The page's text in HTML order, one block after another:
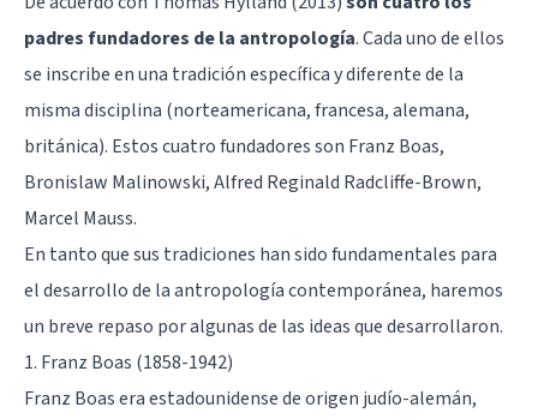
padres fundadores de la antropología. Cada uno de ellos
se inscribe en una tradición específica y diferente de la
misma disciplina (norteamericana, francesa, alemana,
británica). Estos cuatro fundadores son Franz Boas,
Bronislaw Malinowski, Alfred Reginald Radcliffe-Brown,
Marcel Mauss.
En tanto que sus tradiciones han sido fundamentales para
el desarrollo de la antropología contemporánea, haremos
un breve repaso por algunas de las ideas que desarrollaron.
1. Franz Boas (1858-1942)
Franz Boas era estadounidense de origen judío-alemán,